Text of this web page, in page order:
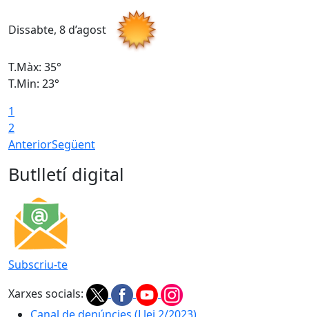
Dissabte, 8 d’agost
T.Màx: 35°
T.Min: 23°
1
2
AnteriorSegüent
Butlletí digital
Subscriu-te
Xarxes socials: